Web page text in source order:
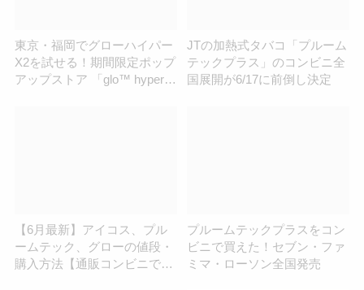
東京・福岡でグローハイパー
X2を試せる！期間限定ポップ
アップストア 「glo™ hyper
JTの加熱式タバコ「プルーム
テックプラス」のコンビニ全
国展開が6/17に前倒し決定
【6月最新】アイコス、プル
ームテック、グローの値段・
購入方法【通販コンビニで買
プルームテックプラスをコン
ビニで買えた！セブン・ファ
ミマ・ローソン全国発売